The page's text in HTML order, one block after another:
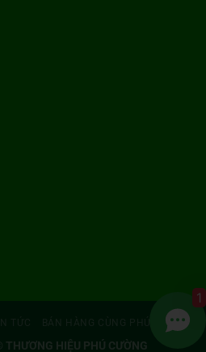
BÁN HÀNG CÙNG PHÚ CƯỜNG
THƯƠNG HIỆU PHÚ CƯỜNG
1